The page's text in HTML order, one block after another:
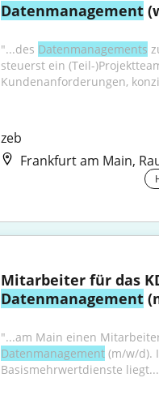
Datenmanagement
"...des Datenmanagements
steuerst ein (Teil-
Kundenanforderungen,
zeb
Frankfurt am Main,
Mitarbeiter für das
Datenmanagement
"...am Main einen
Datenmanagement (m/w/d).
Basismehrwertdienste